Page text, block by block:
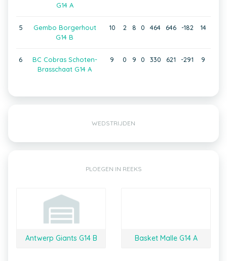
G14 A
5
Gembo Borgerhout
G14 B
10 2 8 0 464 646 -182 14
6
BC Cobras Schoten-
Brasschaat G14 A
9 0 9 0 330 621 -291 9
WEDSTRIJDEN
PLOEGEN IN REEKS
Antwerp Giants G14 B Basket Malle G14 A